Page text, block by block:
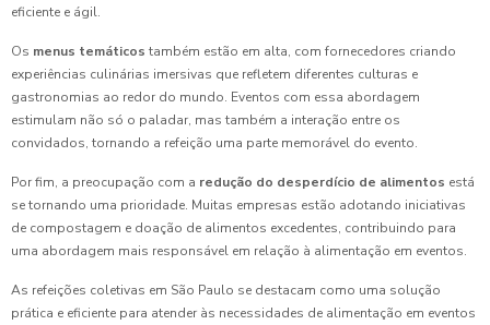
eficiente e ágil.
Os menus temáticos também estão em alta, com fornecedores criando
experiências culinárias imersivas que refletem diferentes culturas e
gastronomias ao redor do mundo. Eventos com essa abordagem
estimulam não só o paladar, mas também a interação entre os
convidados, tornando a refeição uma parte memorável do evento.
Por fim, a preocupação com a redução do desperdício de alimentos está
se tornando uma prioridade. Muitas empresas estão adotando iniciativas
de compostagem e doação de alimentos excedentes, contribuindo para
uma abordagem mais responsável em relação à alimentação em eventos.
As refeições coletivas em São Paulo se destacam como uma solução
prática e eficiente para atender às necessidades de alimentação em eventos